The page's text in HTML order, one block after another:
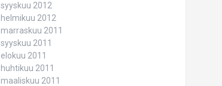
syyskuu 2012
helmikuu 2012
marraskuu 2011
syyskuu 2011
elokuu 2011
huhtikuu 2011
maaliskuu 2011